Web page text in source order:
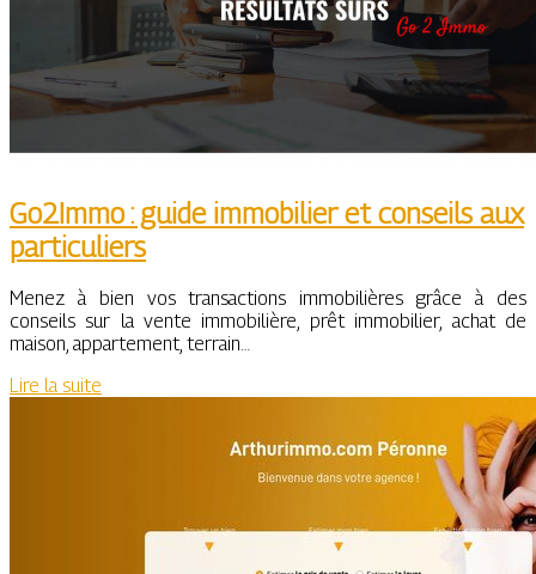
Go2Immo : guide immobilier et conseils aux
particuliers
Menez à bien vos transactions immobilières grâce à des
conseils sur la vente immobilière, prêt immobilier, achat de
maison, appartement, terrain…
Lire la suite